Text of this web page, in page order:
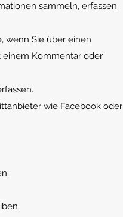
sammeln, erfassen
wenn Sie über einen
einem Kommentar oder
wie Facebook oder